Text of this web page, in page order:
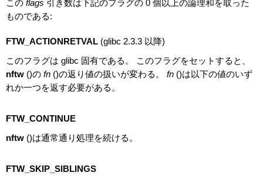
この flags 引き数は下記のフラグの 0 個以上の論理和を取った
ものである:
FTW_ACTIONRETVAL (glibc 2.3.3 以降)
このフラグは glibc 固有である。 このフラグをセットすると、
nftw ()の fn ()の返り値の扱いが変わる。 fn ()は以下の値のいず
れか一つを返す必要がある。
FTW_CONTINUE
nftw ()は通常通り処理を続ける。
FTW_SKIP_SIBLINGS